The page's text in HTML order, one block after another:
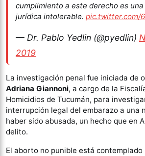
cumplimiento a este derecho es
jurídica intolerable. pic.twitter.com/
— Dr. Pablo Yedlin (@pyedlin)
2019
La investigación penal fue iniciada de
Adriana Giannoni, a cargo de la
Homicidios de Tucumán, para
interrupción legal del embarazo a una
haber sido abusada, un hecho que en
delito.
El aborto no punible está